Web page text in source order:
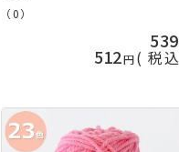
（0）
539
512 税込